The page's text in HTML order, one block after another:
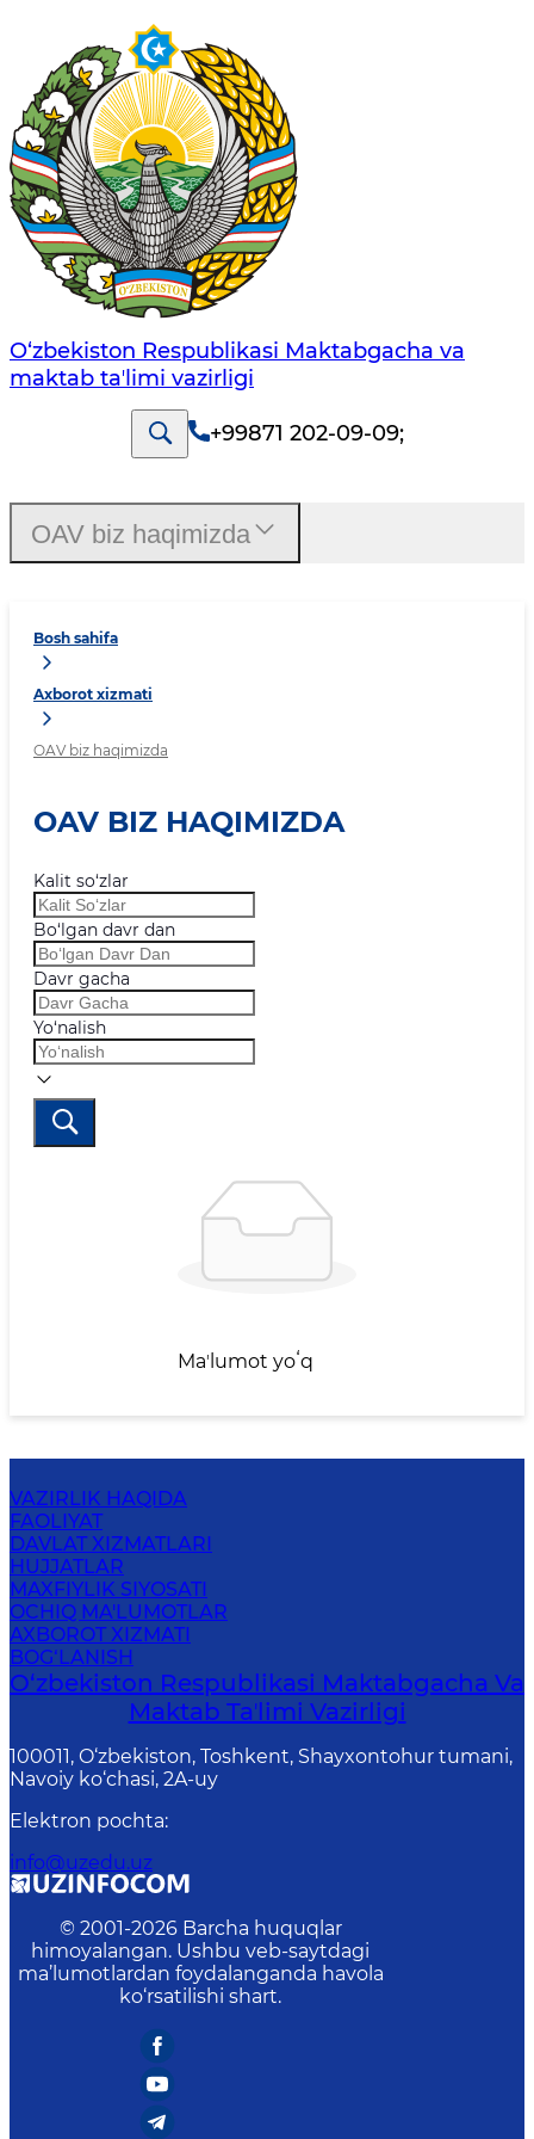
O‘zbekiston Respublikasi Maktabgacha va
maktab taʼlimi vazirligi
+99871 202-09-09;
Bosh sahifa
Axborot xizmati
OAV biz haqimizda
OAV BIZ HAQIMIZDA
Kalit so‘zlar
Bo‘lgan davr dan
Davr gacha
Yo‘nalish
Maʼlumot yoʻq
OAV biz haqimizda
VAZIRLIK HAQIDA
FAOLIYAT
DAVLAT XIZMATLARI
HUJJATLAR
MAXFIYLIK SIYOSATI
OCHIQ MA'LUMOTLAR
AXBOROT XIZMATI
BOG‘LANISH
O‘zbekiston Respublikasi Maktabgacha Va
Maktab Taʼlimi Vazirligi
100011, O‘zbekiston, Toshkent, Shayxontohur tumani,
Navoiy ko‘chasi, 2A-uy
Elektron pochta:
info@uzedu.uz
© 2001-2026 Barcha huquqlar
himoyalangan. Ushbu veb-saytdagi
ma’lumotlardan foydalanganda havola
ko‘rsatilishi shart.